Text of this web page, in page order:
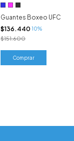
Guantes Boxeo UFC
$136.440 10%
$151.600
Comprar